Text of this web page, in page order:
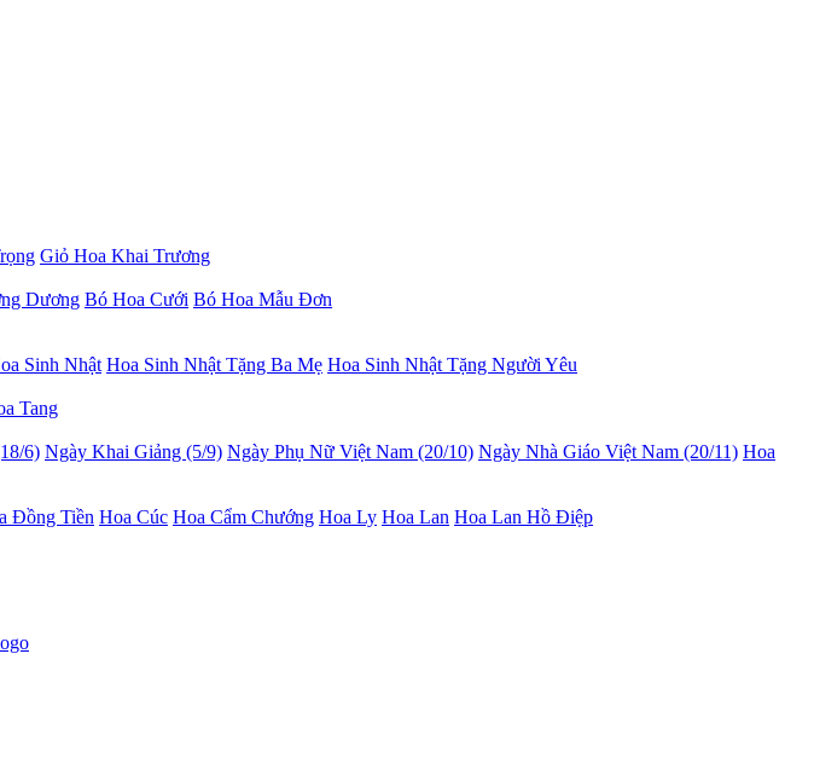
Giỏ Hoa Khai Trương
Dương Bó Hoa Cưới Bó Hoa Mẫu Đơn
Sinh Nhật Hoa Sinh Nhật Tặng Ba Mẹ Hoa Sinh Nhật Tặng Người Yêu
Tang
6) Ngày Khai Giảng (5/9) Ngày Phụ Nữ Việt Nam (20/10) Ngày Nhà Giáo Việt Nam (20/11) Hoa
Đồng Tiền Hoa Cúc Hoa Cẩm Chướng Hoa Ly Hoa Lan Hoa Lan Hồ Điệp